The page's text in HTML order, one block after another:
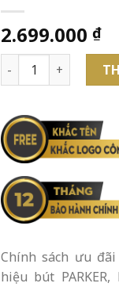
2.699.000 ₫
Bút Dạ IM 2017
Chính sách ưu
hiệu bút